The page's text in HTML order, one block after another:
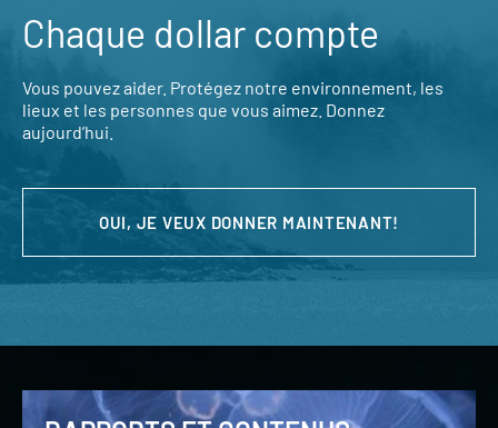
Chaque dollar compte
Vous pouvez aider. Protégez notre environnement, les
lieux et les personnes que vous aimez. Donnez
aujourd’hui.
OUI, JE VEUX DONNER MAINTENANT!